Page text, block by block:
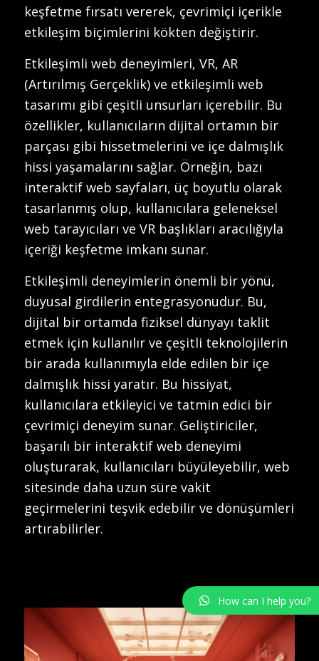
keşfetme fırsatı vererek, çevrimiçi içerikle
etkileşim biçimlerini kökten değiştirir.
Etkileşimli web deneyimleri, VR, AR
(Artırılmış Gerçeklik) ve etkileşimli web
tasarımı gibi çeşitli unsurları içerebilir. Bu
özellikler, kullanıcıların dijital ortamın bir
parçası gibi hissetmelerini ve içe dalmışlık
hissi yaşamalarını sağlar. Örneğin, bazı
interaktif web sayfaları, üç boyutlu olarak
tasarlanmış olup, kullanıcılara geleneksel
web tarayıcıları ve VR başlıkları aracılığıyla
içeriği keşfetme imkanı sunar.
Etkileşimli deneyimlerin önemli bir yönü,
duyusal girdilerin entegrasyonudur. Bu,
dijital bir ortamda fiziksel dünyayı taklit
etmek için kullanılır ve çeşitli teknolojilerin
bir arada kullanımıyla elde edilen bir içe
dalmışlık hissi yaratır. Bu hissiyat,
kullanıcılara etkileyici ve tatmin edici bir
çevrimiçi deneyim sunar. Geliştiriciler,
başarılı bir interaktif web deneyimi
oluşturarak, kullanıcıları büyüleyebilir, web
sitesinde daha uzun süre vakit
geçirmelerini teşvik edebilir ve dönüşümleri
artırabilirler.
How can I help you?